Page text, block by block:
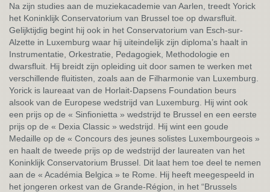
Na zijn studies aan de muziekacademie van Aarlen, treedt Yorick
het Koninklijk Conservatorium van Brussel toe op dwarsfluit.
Gelijktijdig begint hij ook in het Conservatorium van Esch-sur-
Alzette in Luxemburg waar hij uiteindelijk zijn diploma’s haalt in
Instrumentatie, Orkestratie, Pedagogiek, Methodologie en
dwarsfluit. Hij breidt zijn opleiding uit door samen te werken met
verschillende fluitisten, zoals aan de Filharmonie van Luxemburg.
Yorick is laureaat van de Horlait-Dapsens Foundation beurs
alsook van de Europese wedstrijd van Luxemburg. Hij wint ook
een prijs op de « Sinfionietta » wedstrijd te Brussel en een eerste
prijs op de « Dexia Classic » wedstrijd. Hij wint een goude
Medaille op de « Concours des jeunes solistes Luxembourgeois »
en haalt de tweede prijs op de wedstrijd der laureaten van het
Koninklijk Conservatorium Brussel. Dit laat hem toe deel te nemen
aan de « Académia Belgica » te Rome. Hij heeft meegespeeld in
het jongeren orkest van de Grande-Région, in het “Brussels